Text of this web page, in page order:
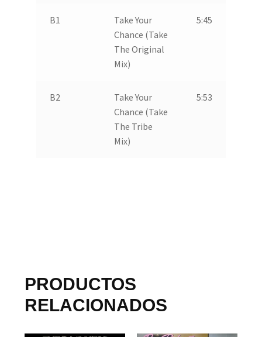
B1
Take Your
Chance (Take
The Original
Mix)
5:45
B2
Take Your
Chance (Take
The Tribe
Mix)
5:53
PRODUCTOS
RELACIONADOS